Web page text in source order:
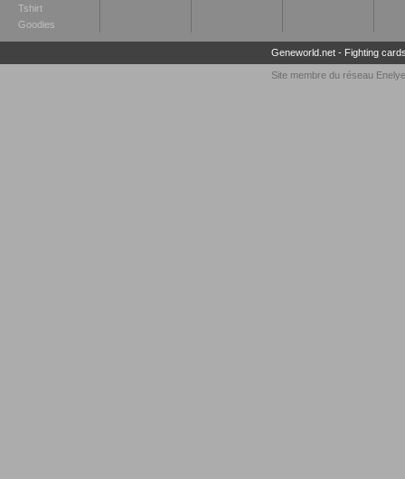
Tshirt
Goodies
Geneworld.net- Fighting
Site membre du réseau Enelye